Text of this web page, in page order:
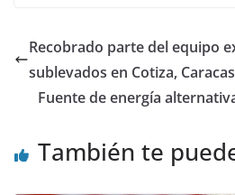
Recobrado parte del equipo
sublevados en Cotiza, Caracas
Fuente de energía
También te